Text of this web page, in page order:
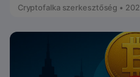
Cryptofalka szerkesztőség •